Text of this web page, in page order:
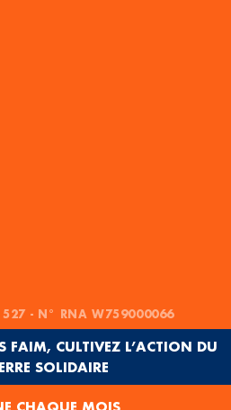
527 - N° RNA W759000066
FAIM, CULTIVEZ L’ACTION DU
SOLIDAIRE